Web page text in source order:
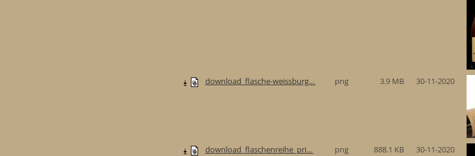
download_flasche-weissburg... png 3.9 MB 30-11-2020
download_flaschenreihe_pri... png 888.1 KB 30-11-2020